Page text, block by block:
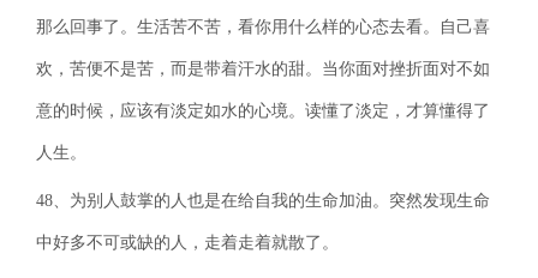
那么回事了。生活苦不苦，看你用什么样的心态去看。自己喜
欢，苦便不是苦，而是带着汗水的甜。当你面对挫折面对不如
意的时候，应该有淡定如水的心境。读懂了淡定，才算懂得了
人生。
48、为别人鼓掌的人也是在给自我的生命加油。突然发现生命
中好多不可或缺的人，走着走着就散了。